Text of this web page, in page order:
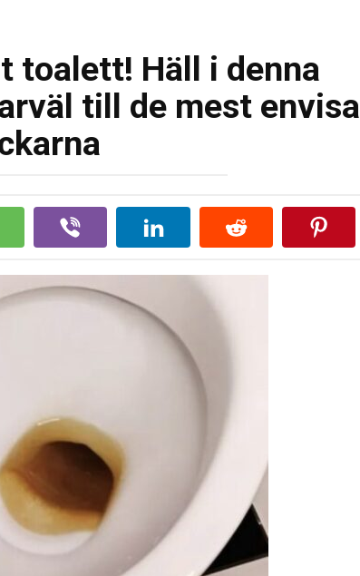
toalett! Häll i denna
till de mest envisa